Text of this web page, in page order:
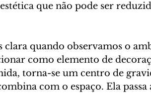
que não pode ser
clara quando observamos o
como elemento de
torna-se um centro de
com o espaço. Ela